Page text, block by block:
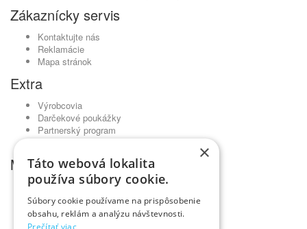
Zákaznícky servis
Kontaktujte nás
Reklamácie
Mapa stránok
Extra
Výrobcovia
Darčekové poukážky
Partnerský program
Akciový tovar
Môj účet
Môj účet
História objednávok
Obľúbené produkty
Novinky
×
Táto webová lokalita
používa súbory cookie.
Súbory cookie používame na prispôsobenie
obsahu, reklám a analýzu návštevnosti.
Prečítať viac